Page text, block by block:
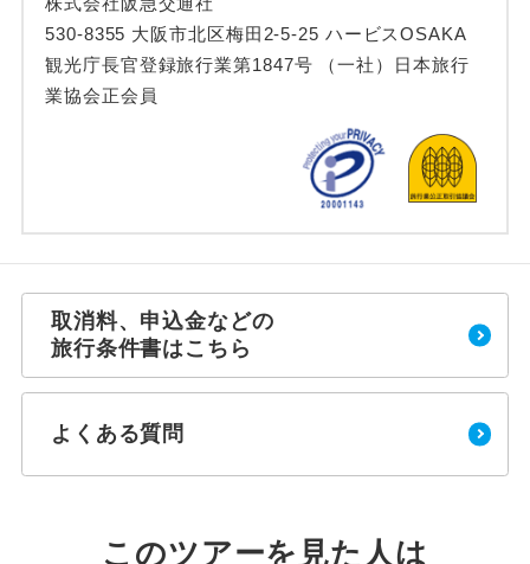
530-8355 大阪市北区梅田2-5-25 ハービスOSAKA
観光庁長官登録旅行業第1847号 （一社）日本旅行
業協会正会員
取消料、申込金などの
旅行条件書はこちら
よくある質問
このツアーを見た人は